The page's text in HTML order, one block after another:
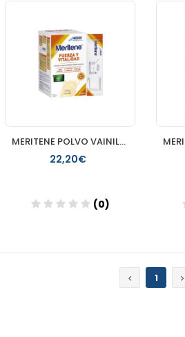
MERITENE POLVO VAINILLA 15 SOBRES
22,20€
(0)
1